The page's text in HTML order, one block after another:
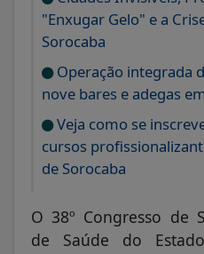
"Enxugar Gelo" e a
Sorocaba
Operação integrada
nove bares e adegas
Veja como se
cursos
de Sorocaba
O 38º Congresso de
de Saúde do